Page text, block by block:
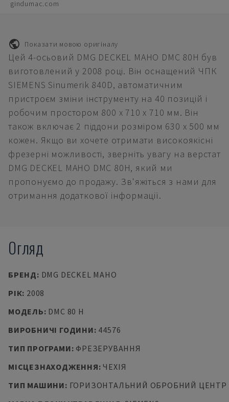
gindumac.com
Показати мовою оригіналу
Цей 4-осьовий DMG DECKEL MAHO DMC 80H був
виготовлений у 2008 році. Він оснащений ЧПК
SIEMENS Sinumerik 840D, автоматичним
пристроєм зміни інструменту на 40 позицій і
робочим простором 800 x 710 x 710 мм. Він
також включає 2 піддони розміром 630 x 500 мм
кожен. Якщо ви хочете отримати високоякісні
фрезерні можливості, зверніть увагу на верстат
DMG DECKEL MAHO DMC 80H, який ми
пропонуємо до продажу. Зв'яжіться з нами для
отримання додаткової інформації.
Огляд
БРЕНД: DMG DECKEL MAHO
РІК: 2008
МОДЕЛЬ: DMC 80 H
ВИРОБНИЧІ ГОДИНИ: 44576
ТИП ПРОГРАМИ: ФРЕЗЕРУВАННЯ
МІСЦЕЗНАХОДЖЕННЯ:ЧЕХІЯ
ТИП МАШИНИ: ГОРИЗОНТАЛЬНИЙ ОБРОБНИЙ ЦЕНТР